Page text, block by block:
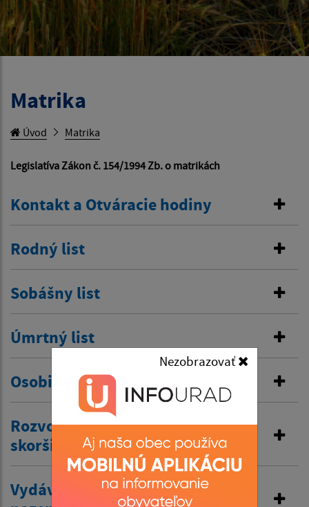
Nezobrazovať
Matrika
Úvod Matrika
Legislatíva Zákon č. 154/1994 Zb. o matrikách
Kontakt a Otváracie hodiny
Rodný list
Sobášny list
Úmrtný list
Osobitná matrika
Rozvod manželstva a prijatie
skoršieho priezviska
Vydávanie výpisov z matriky a